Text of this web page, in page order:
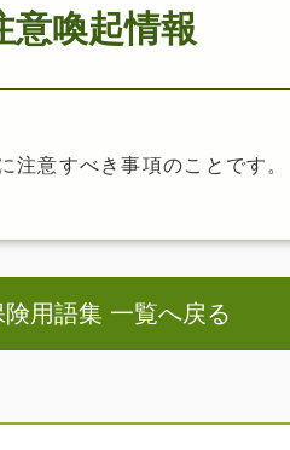
意喚起情報
意すべき事項のことです。
用語集 一覧へ戻る